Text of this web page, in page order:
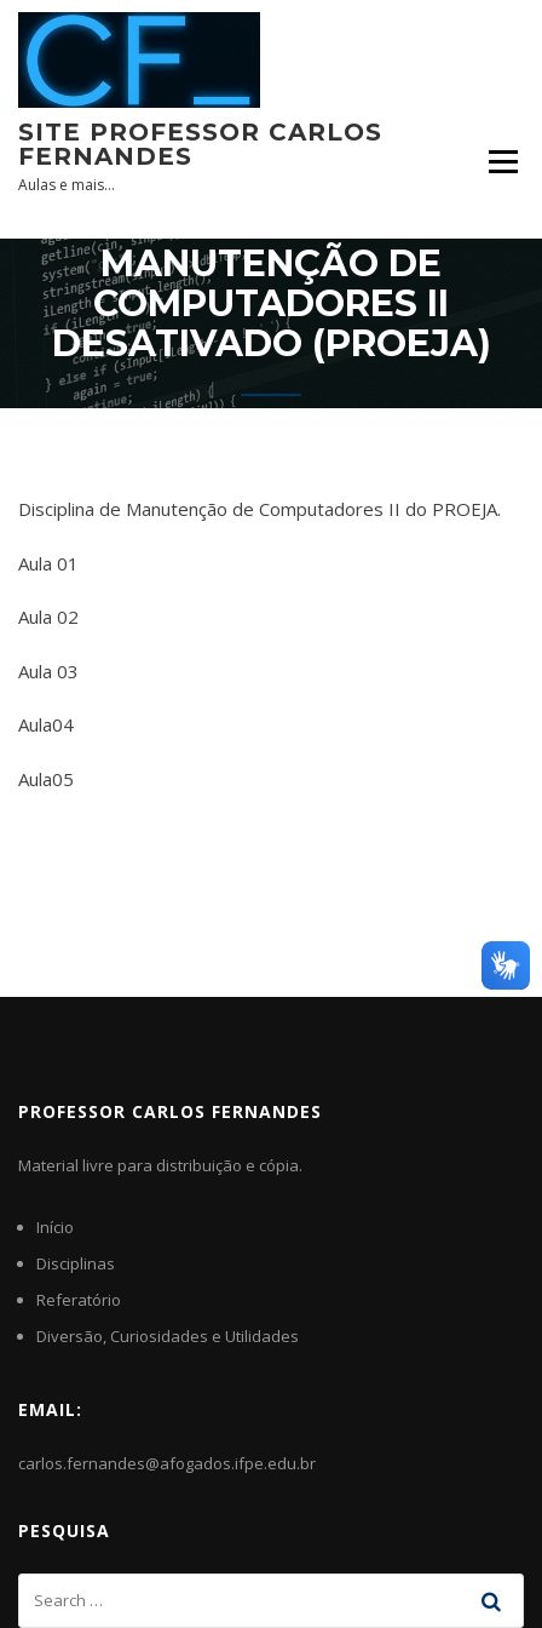
Skip
content
SITE PROFESSOR CARLOS
FERNANDES
Aulas e mais…
MANUTENÇÃO DE
COMPUTADORES II
DESATIVADO (PROEJA)
Disciplina de Manutenção de Computadores II do PROEJA.
Aula 01
Aula 02
Aula 03
Aula04
Aula05
PROFESSOR CARLOS FERNANDES
Material livre para distribuição e cópia.
Início
Disciplinas
Referatório
Diversão, Curiosidades e Utilidades
EMAIL:
carlos.fernandes@afogados.ifpe.edu.br
PESQUISA